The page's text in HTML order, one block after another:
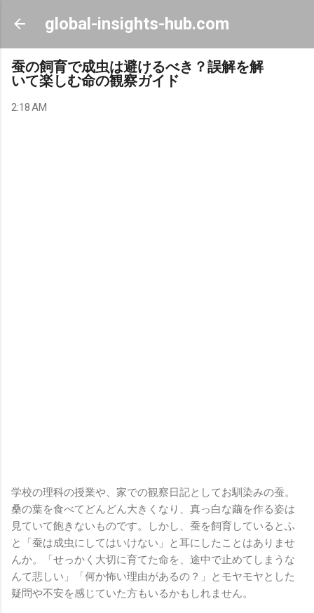
Skip to main content
global-insights-hub.com
蚕の飼育で成虫は避けるべき？誤解を解
いて楽しむ命の観察ガイド
2:18 AM
学校の理科の授業や、家での観察日記としてお馴染みの蚕。
桑の葉を食べてどんどん大きくなり、真っ白な繭を作る姿は
見ていて飽きないものです。しかし、蚕を飼育しているとふ
と「蚕は成虫にしてはいけない」と耳にしたことはありませ
んか。「せっかく大切に育てた命を、途中で止めてしまうな
んて悲しい」「何か怖い理由があるの？」とモヤモヤとした
疑問や不安を感じていた方もいるかもしれません。